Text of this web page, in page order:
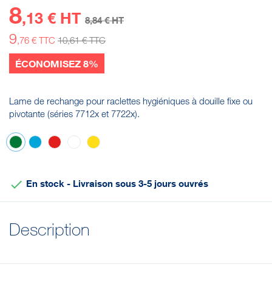
8,13 € HT 8,84 € HT
9,76 € TTC 10,61 € TTC
ÉCONOMISEZ 8%
Lame de rechange pour raclettes hygiéniques à douille fixe ou
pivotante (séries 7712x et 7722x).
 En stock - Livraison sous 3-5 jours ouvrés
Description